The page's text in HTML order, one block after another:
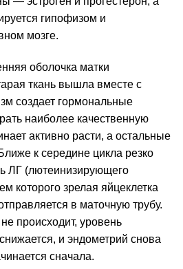
гипофизом и
мозге.
оболочка матки
ткань вышла вместе с
создает гормональные
наиболее качественную
активно расти, а остальные
к середине цикла резко
ЛГ (лютеинизирующего
которого зрелая яйцеклетка
в маточную трубу.
происходит, уровень
и эндометрий снова
сначала.